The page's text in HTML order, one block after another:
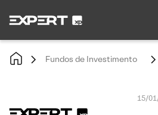
Fundos de Investimento
15/